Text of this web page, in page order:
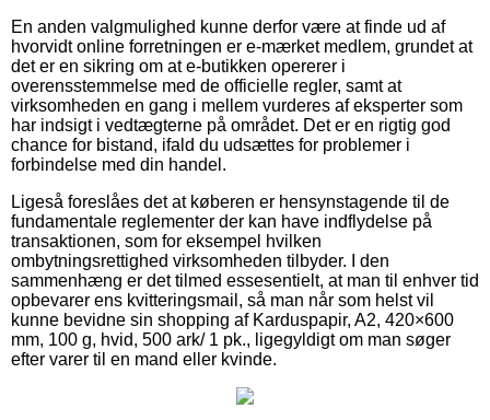
En anden valgmulighed kunne derfor være at finde ud af
hvorvidt online forretningen er e-mærket medlem, grundet at
det er en sikring om at e-butikken opererer i
overensstemmelse med de officielle regler, samt at
virksomheden en gang i mellem vurderes af eksperter som
har indsigt i vedtægterne på området. Det er en rigtig god
chance for bistand, ifald du udsættes for problemer i
forbindelse med din handel.
Ligeså foreslåes det at køberen er hensynstagende til de
fundamentale reglementer der kan have indflydelse på
transaktionen, som for eksempel hvilken
ombytningsrettighed virksomheden tilbyder. I den
sammenhæng er det tilmed essesentielt, at man til enhver tid
opbevarer ens kvitteringsmail, så man når som helst vil
kunne bevidne sin shopping af Karduspapir, A2, 420×600
mm, 100 g, hvid, 500 ark/ 1 pk., ligegyldigt om man søger
efter varer til en mand eller kvinde.